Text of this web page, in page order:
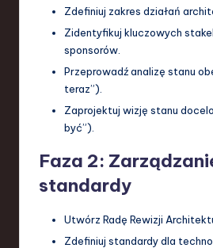
Zdefiniuj zakres działań
Zidentyfikuj kluczowych
sponsorów.
Przeprowadź analizę stanu
teraz”).
Zaprojektuj wizję stanu
być”).
Faza 2:
standardy
Utwórz Radę Rewizji
Zdefiniuj standardy dla